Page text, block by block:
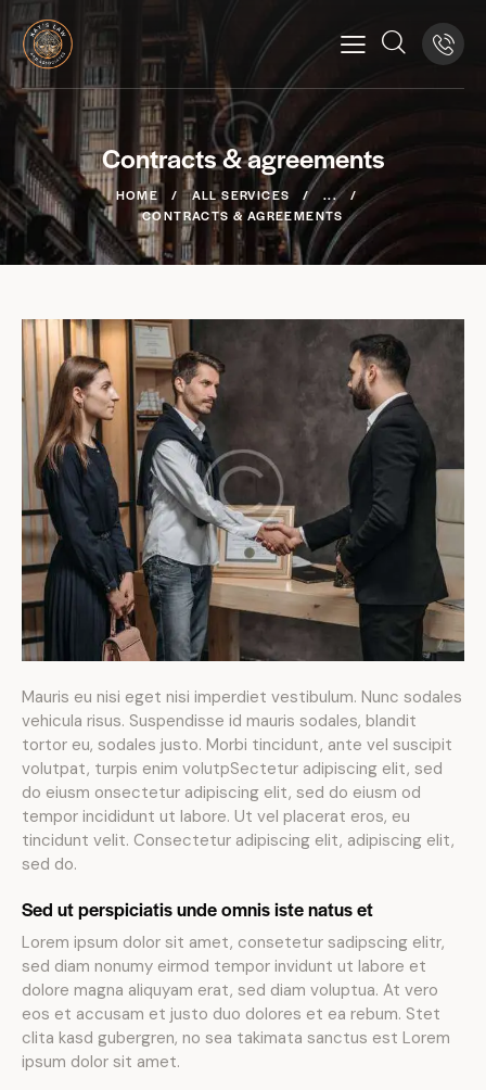
Contracts & agreements
HOME ALL SERVICES
...
CONTRACTS & AGREEMENTS
Mauris eu nisi eget nisi imperdiet vestibulum. Nunc sodales
vehicula risus. Suspendisse id mauris sodales, blandit
tortor eu, sodales justo. Morbi tincidunt, ante vel suscipit
volutpat, turpis enim volutpSectetur adipiscing elit, sed
do eiusm onsectetur adipiscing elit, sed do eiusm od
tempor incididunt ut labore. Ut vel placerat eros, eu
tincidunt velit. Consectetur adipiscing elit, adipiscing elit,
sed do.
Sed ut perspiciatis unde omnis iste natus et
Lorem ipsum dolor sit amet, consetetur sadipscing elitr,
sed diam nonumy eirmod tempor invidunt ut labore et
dolore magna aliquyam erat, sed diam voluptua. At vero
eos et accusam et justo duo dolores et ea rebum. Stet
clita kasd gubergren, no sea takimata sanctus est Lorem
ipsum dolor sit amet.